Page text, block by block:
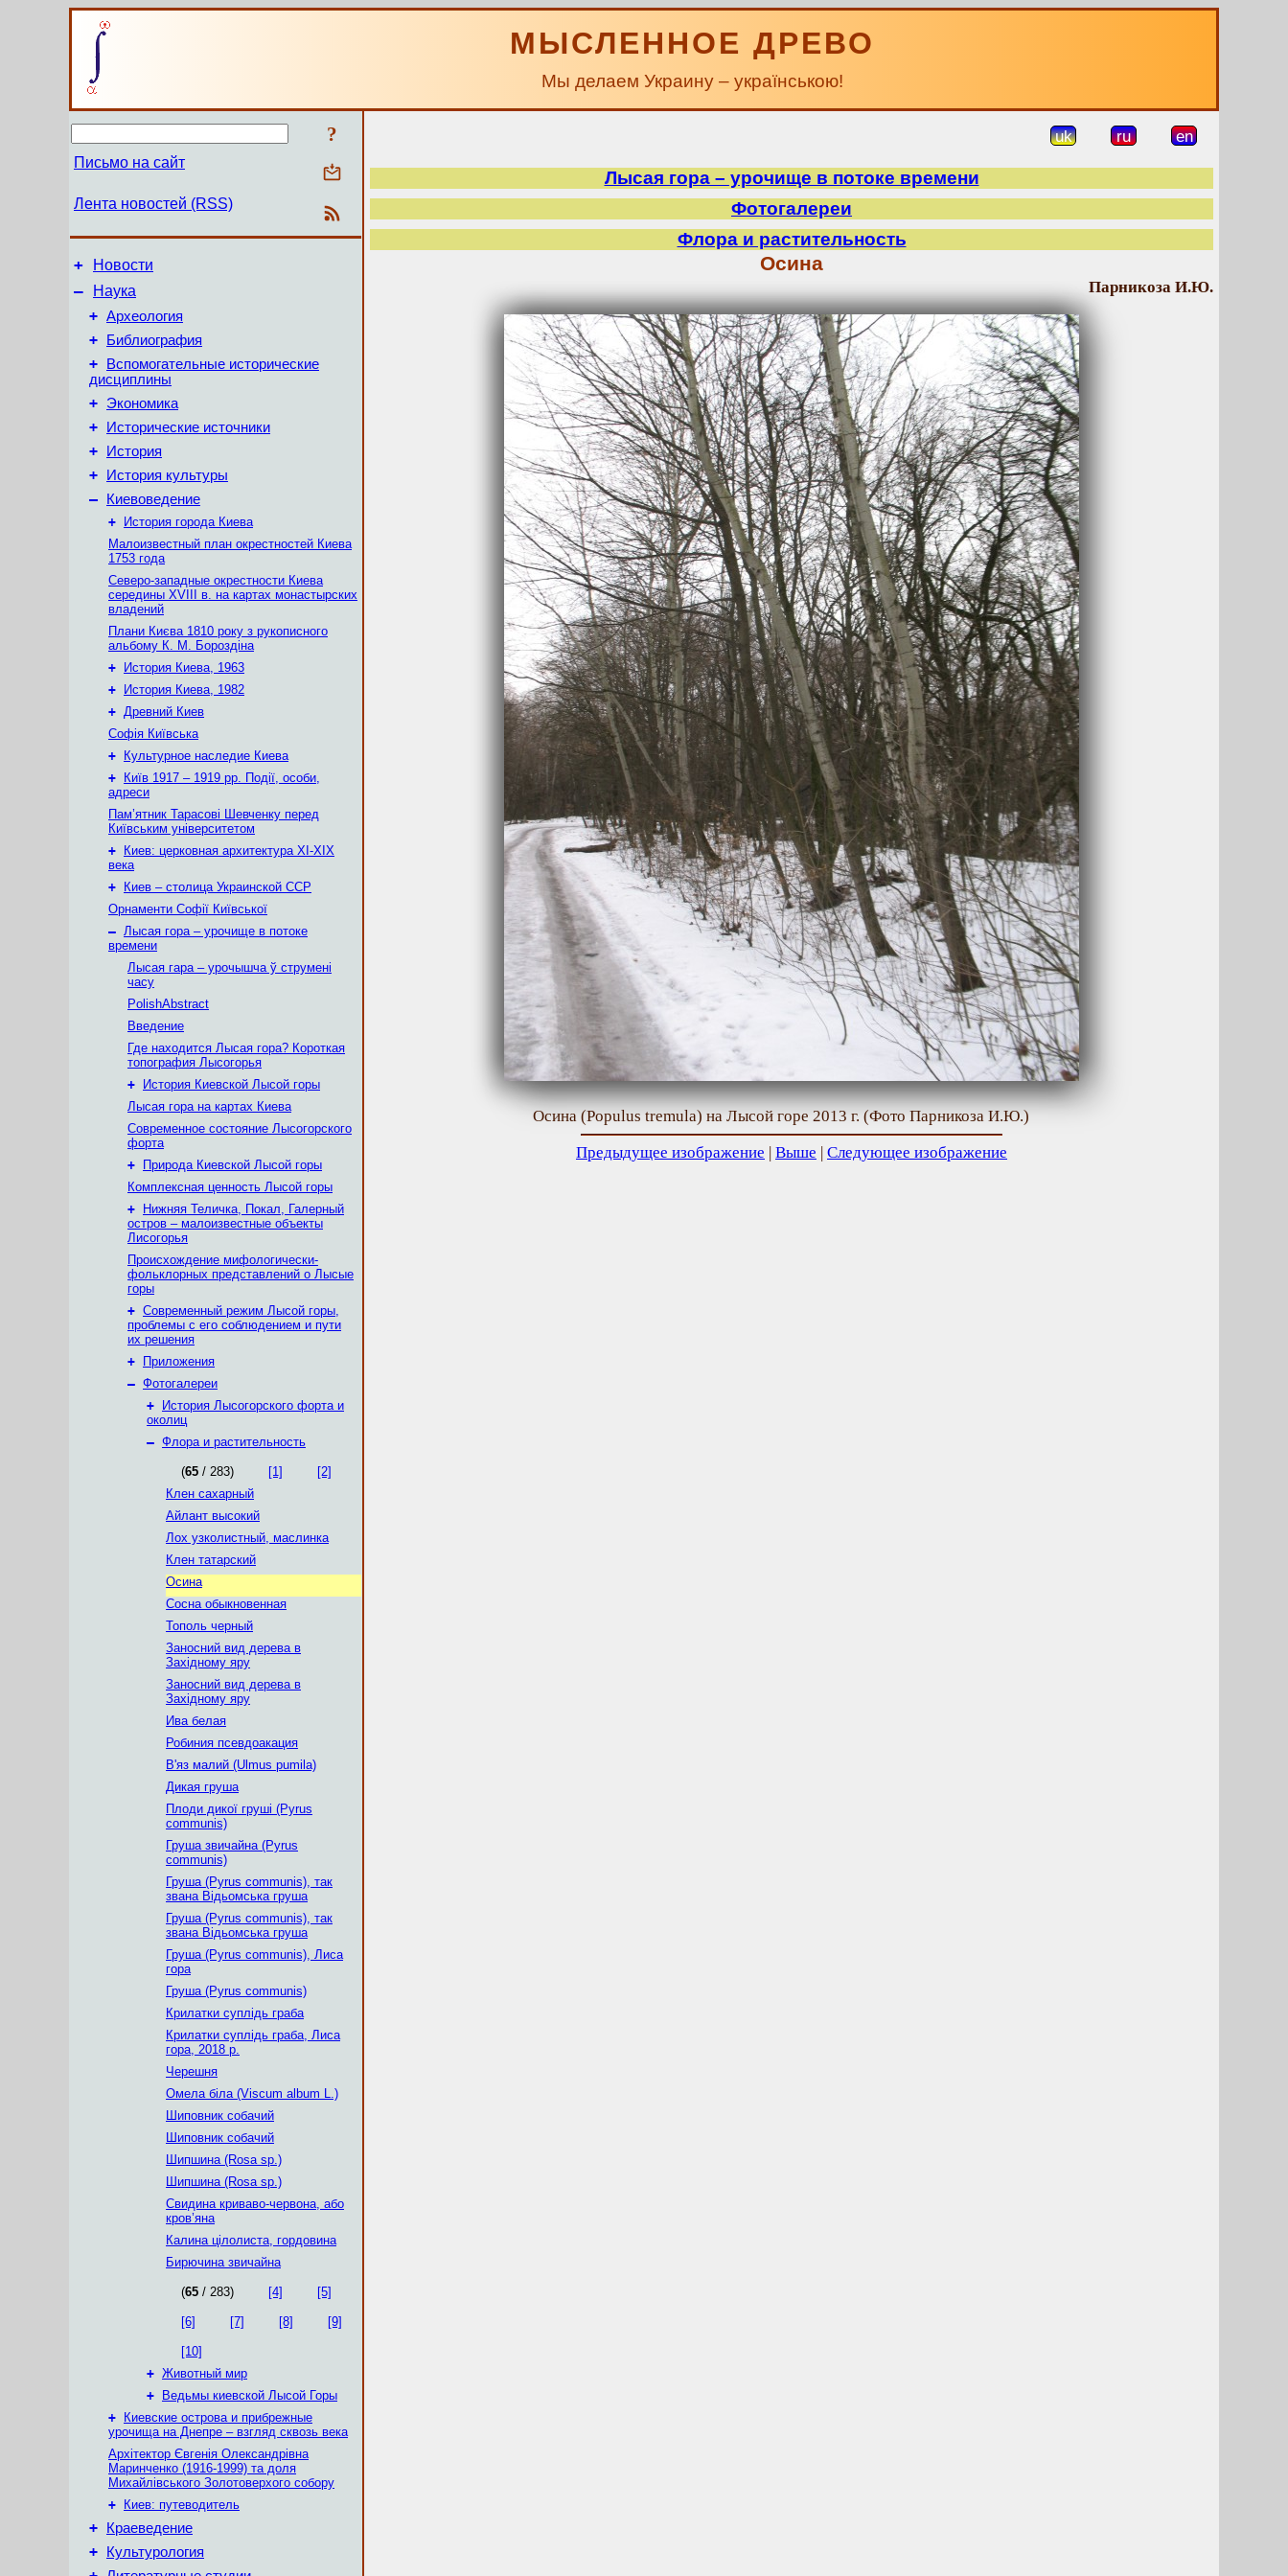
МЫСЛЕННОЕ ДРЕВО
Мы делаем Украину – українською!
?
Письмо на сайт
Лента новостей (RSS)
+ Новости
–
Наука
+ Археология
+ Библиография
+
Вспомогательные исторические
дисциплины
+ Экономика
+ Исторические источники
+ История
+ История культуры
– Киевоведение
+
История города Киева
Малоизвестный план окрестностей Киева
1753 года
Северо-западные окрестности Киева
середины XVIII в. на картах монастырских
владений
Плани Києва 1810 року з рукописного
альбому К. М. Бороздіна
+
История Киева, 1963
+
История Киева, 1982
+ Древний Киев
Софія Київська
+
Культурное наследие Киева
+
Київ 1917 – 1919 рр. Події, особи,
адреси
Пам’ятник Тарасові Шевченку перед
Київським університетом
+
Киев: церковная архитектура XI-XIX
века
+
Киев – столица Украинской ССР
Орнаменти Софії Київської
– Лысая гора – урочище в потоке
времени
Лысая гара – урочышча ў струмені
часу
PolishAbstract
Введение
Где находится Лысая гора? Короткая
топография Лысогорья
+
История Киевской Лысой горы
Лысая гора на картах Киева
Современное состояние Лысогорского
форта
+
Природа Киевской Лысой горы
Комплексная ценность Лысой горы
+
Нижняя Теличка, Покал, Галерный
остров – малоизвестные объекты
Лисогорья
Происхождение мифологически-
фольклорных представлений о Лысые
горы
+ Современный режим Лысой горы,
проблемы с его соблюдением и пути
их решения
+
Приложения
– Фотогалереи
+
История Лысогорского форта и
околиц
– Флора и растительность
(65 / 283) [1]
[2]
Клен сахарный
Айлант высокий
Лох узколистный, маслинка
Клен татарский
Осина
Сосна обыкновенная
Тополь черный
Заносний вид дерева в
Західному яру
Заносний вид дерева в
Західному яру
Ива белая
Робиния псевдоакация
В'яз малий (Ulmus pumila)
Дикая груша
Плоди дикої груші (Pyrus
communis)
Груша звичайна (Pyrus
communis)
Груша (Pyrus communis), так
звана Відьомська груша
Груша (Pyrus communis), так
звана Відьомська груша
Груша (Pyrus communis), Лиса
гора
Груша (Pyrus communis)
Крилатки суплідь граба
Крилатки суплідь граба, Лиса
гора, 2018 р.
Черешня
Омела біла (Viscum album L.)
Шиповник собачий
Шиповник собачий
Шипшина (Rosa sp.)
Шипшина (Rosa sp.)
Свидина криваво-червона, або
кров’яна
Калина цілолиста, гордовина
Бирючина звичайна
(65 / 283) [4] [5]
[6] [7] [8] [9]
[10]
+ Животный мир
+
Ведьмы киевской Лысой Горы
+
Киевские острова и прибрежные
урочища на Днепре – взгляд сквозь века
Архітектор Євгенія Олександрівна
Маринченко (1916-1999) та доля
Михайлівського Золотоверхого собору
+
Киев: путеводитель
+ Краеведение
+ Культурология
uk ru en
Лысая гора – урочище в потоке времени
Фотогалереи
Флора и растительность
Осина
Парникоза И.Ю.
Осина (Populus tremula) на Лысой горе 2013 г. (Фото Парникоза И.Ю.)
Предыдущее изображение | Выше | Следующее изображение